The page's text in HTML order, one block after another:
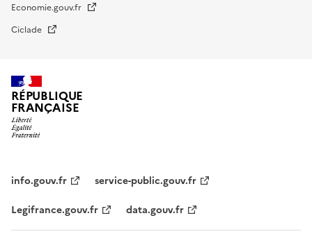
Economie.gouv.fr
Ciclade
RÉPUBLIQUE
FRANÇAISE
institutionnel
info.gouv.fr
service-public.gouv.fr
Legifrance.gouv.fr
data.gouv.fr